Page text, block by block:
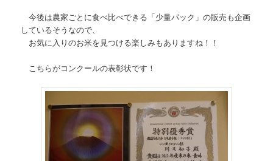
今後は農家ごとに食べ比べできる「少量パック」の販売も企画
しているそうなので、
お気に入りのお米を見つける楽しみもありますね！！
こちらがコンクールの表彰状です！